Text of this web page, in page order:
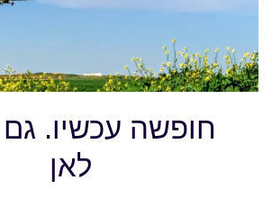
חופשה עכשיו. גם
לאן